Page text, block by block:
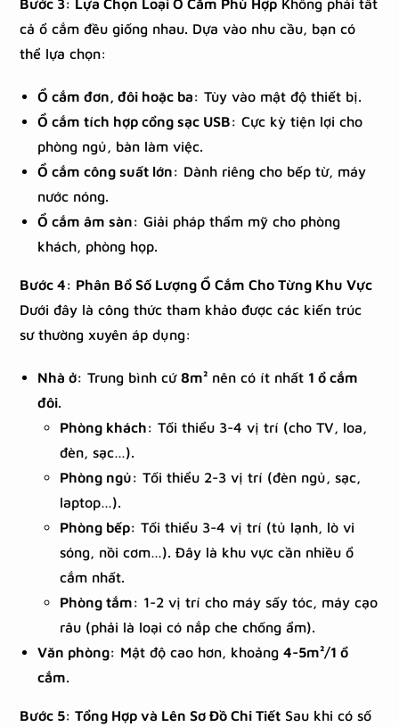
Bước 3: Lựa Chọn Loại Ổ Cắm Phù Hợp Không phải tất
cả ổ cắm đều giống nhau. Dựa vào nhu cầu, bạn có
thể lựa chọn:
Ổ cắm đơn, đôi hoặc ba: Tùy vào mật độ thiết bị.
Ổ cắm tích hợp cổng sạc USB: Cực kỳ tiện lợi cho
phòng ngủ, bàn làm việc.
Ổ cắm công suất lớn: Dành riêng cho bếp từ, máy
nước nóng.
Ổ cắm âm sàn: Giải pháp thẩm mỹ cho phòng
khách, phòng họp.
Bước 4: Phân Bổ Số Lượng Ổ Cắm Cho Từng Khu Vực
Dưới đây là công thức tham khảo được các kiến trúc
sư thường xuyên áp dụng:
Nhà ở: Trung bình cứ8m² nên có ít nhất 1 ổ cắm
đôi.
Phòng khách: Tối thiểu 3-4 vị trí (cho TV, loa,
đèn, sạc…).
Phòng ngủ: Tối thiểu 2-3 vị trí (đèn ngủ, sạc,
laptop…).
Phòng bếp: Tối thiểu 3-4 vị trí (tủ lạnh, lò vi
sóng, nồi cơm…). Đây là khu vực cần nhiều ổ
cắm nhất.
Phòng tắm: 1-2 vị trí cho máy sấy tóc, máy cạo
râu (phải là loại có nắp che chống ẩm).
Văn phòng: Mật độ cao hơn, khoảng4-5m²/1 ổ
cắm.
Bước 5: Tổng Hợp và Lên Sơ Đồ Chi Tiết Sau khi có số